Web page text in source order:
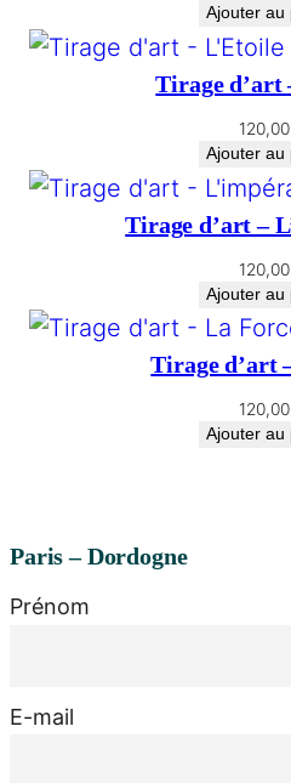
Ajouter au
Tirage d’art
120,00
Ajouter au
Tirage d’art –
120,00
Ajouter au
Tirage d’art
120,00
Ajouter au
Paris – Dordogne
Prénom
E-mail